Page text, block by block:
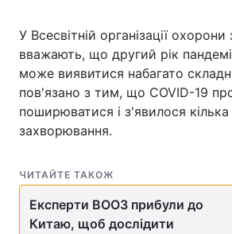
Головна Війна
Україна
Економіка Світ
Техно і зв'язок
Зброя
У Всесвітній організації
вважають, що другий рік
може виявитися набагато
пов'язано з тим, що COVID-19
поширюватися і з'явилося
захворювання.
ЧИТАЙТЕ ТАКОЖ
Експерти ВООЗ прибули до
Китаю, щоб дослідити